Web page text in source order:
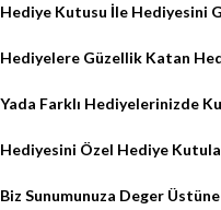
Hediye Kutusu İle Hediyesini
Hediyelere Güzellik Katan
Yada Farklı Hediyelerinizde
Hediyesini Özel Hediye
Biz Sunumunuza Deger